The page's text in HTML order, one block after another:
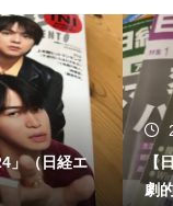
」（日経エ
【
劇